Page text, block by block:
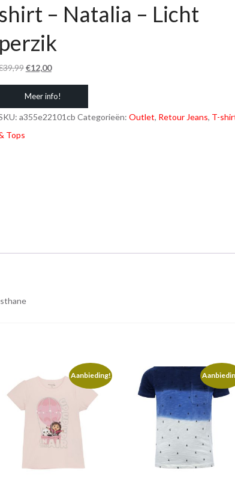
– Natalia – Licht
perzik
39,99Oorspronkelijke
prijs
was:
€39,99.
€12,00Huidige
prijs
is:
€12,00.
Meer info!
a355e22101cb Categorieën: Outlet, Retour Jeans, T-
Tops
Aanbieding!